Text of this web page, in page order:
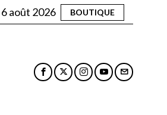
6 août 2026 BOUTIQUE